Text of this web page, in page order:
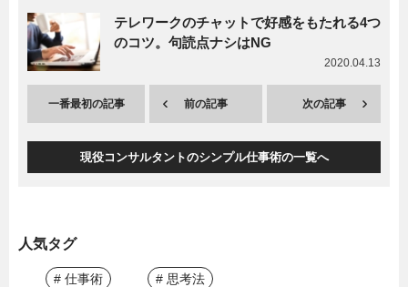
テレワークのチャットで好感をもたれる4つ
のコツ。句読点ナシはNG
2020.04.13
一番最初の記事 前の記事 次の記事
現役コンサルタントのシンプル仕事術の一覧へ
人気タグ
# 仕事術 # 思考法